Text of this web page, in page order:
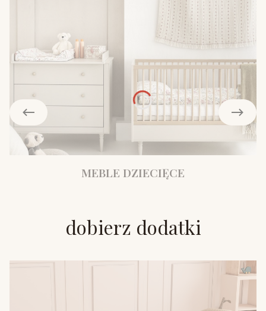
MEBLE DZIECIĘCE
dobierz dodatki